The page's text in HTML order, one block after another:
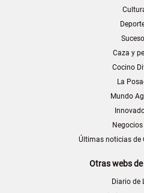
Caza y
Cocino
La
Mundo
Negocios
Últimas noticias de
Otras webs de
Diario de